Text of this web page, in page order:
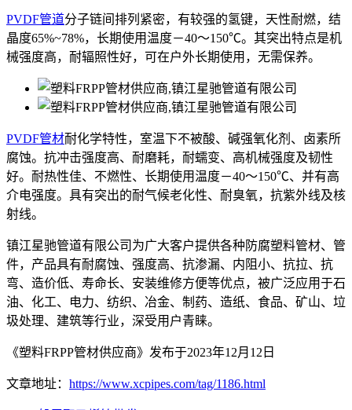
PVDF管道分子链间排列紧密，有较强的氢键，天性耐燃，结
晶度65%~78%，长期使用温度－40～150℃。其突出特点是机
械强度高，耐辐照性好，可在户外长期使用，无需保养。
PVDF管材耐化学特性，室温下不被酸、碱强氧化剂、卤素所
腐蚀。抗冲击强度高、耐磨耗，耐蠕变、高机械强度及韧性
好。耐热性佳、不燃性、长期使用温度－40～150℃、并有高
介电强度。具有突出的耐气候老化性、耐臭氧，抗紫外线及核
射线。
镇江星驰管道有限公司为广大客户提供各种防腐塑料管材、管
件，产品具有耐腐蚀、强度高、抗渗漏、内阻小、抗拉、抗
弯、造价低、寿命长、安装维修方便等优点，被广泛应用于石
油、化工、电力、纺织、冶金、制药、造纸、食品、矿山、垃
圾处理、建筑等行业，深受用户青睐。
《塑料FRPP管材供应商》发布于2023年12月12日
文章地址： https://www.xcpipes.com/tag/1186.html